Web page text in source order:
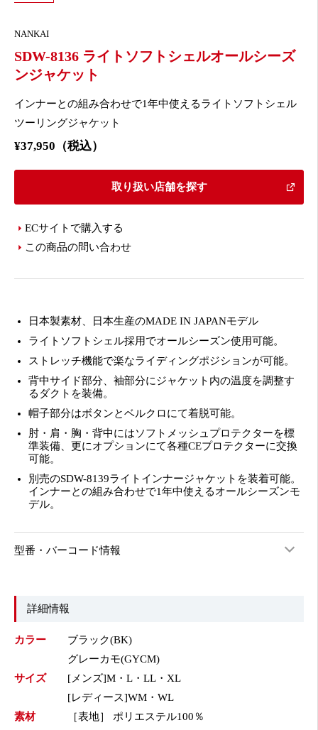
NANKAI
SDW-8136 ライトソフトシェルオールシーズ
ンジャケット
インナーとの組み合わせで1年中使えるライトソフトシェル
ツーリングジャケット
¥37,950（税込）
取り扱い店舗を探す
ECサイトで購入する
この商品の問い合わせ
日本製素材、日本生産のMADE IN JAPANモデル
ライトソフトシェル採用でオールシーズン使用可能。
ストレッチ機能で楽なライディングポジションが可能。
背中サイド部分、袖部分にジャケット内の温度を調整す
るダクトを装備。
帽子部分はボタンとベルクロにて着脱可能。
肘・肩・胸・背中にはソフトメッシュプロテクターを標
準装備、更にオプションにて各種CEプロテクターに交換
可能。
別売のSDW-8139ライトインナージャケットを装着可能。
インナーとの組み合わせで1年中使えるオールシーズンモ
デル。
型番・バーコード情報
詳細情報
カラー
ブラック(BK)
グレーカモ(GYCM)
サイズ
[メンズ]M・L・LL・XL
[レディース]WM・WL
素材
［表地］ ポリエステル100％